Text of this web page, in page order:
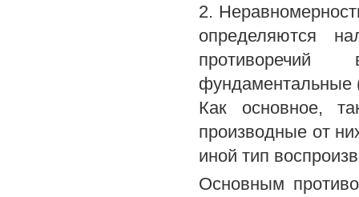
2.
определяются
противоречий
фундаментальные
Как основное,
производные от
иной тип
Основным